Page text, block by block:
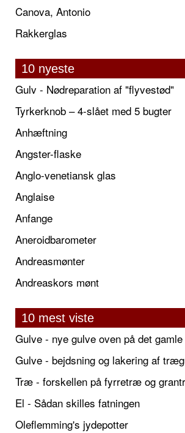
Canova, Antonio
Rakkerglas
10 nyeste
Gulv - Nødreparation af "flyvestød"
Tyrkerknob – 4-slået med 5 bugter
Anhæftning
Angster-flaske
Anglo-venetiansk glas
Anglaise
Anfange
Aneroidbarometer
Andreasmønter
Andreaskors mønt
10 mest viste
Gulve - nye gulve oven på det gamle
Gulve - bejdsning og lakering af
Træ - forskellen på fyrretræ og
El - Sådan skilles fatningen
Oleflemming's jydepotter